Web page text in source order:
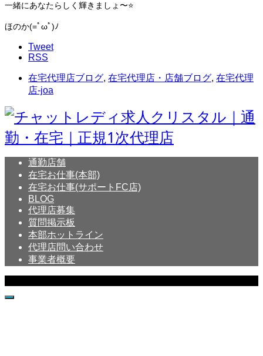
一緒にあなたらしく輝きましょ〜⭐️
ほのか(=ﾟωﾟ)ﾉ
Tweet
RSS
在宅代理店ブログ, 在宅代理店・店舗ブログ, 在宅代理
店-joa
通勤店舗
在宅お仕事(本部)
在宅お仕事(サポートFC店)
BLOG
代理店募集
質問掲示板
本部ホットライン
代理店問い合わせ
事業者概要